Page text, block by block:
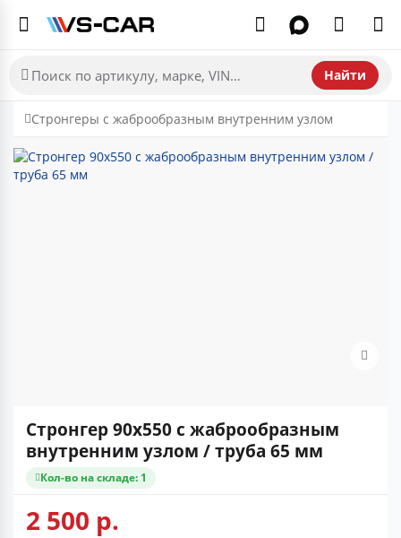
Найти
Стронгеры с жаброобразным внутренним узлом
Стронгер 90x550 с жаброобразным
внутренним узлом / труба 65 мм
Кол-во на складе: 1
2 500 р.